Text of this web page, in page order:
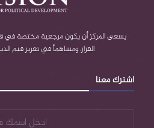
يسعى المركز أن يكون مرجعية مختصة في
القرار، ومساهماً في تعزيز قيم
اشترك معنا